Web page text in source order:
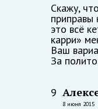
Скажу,
приправы
это всё
карри»
Ваш
За
9
8 июня 2015